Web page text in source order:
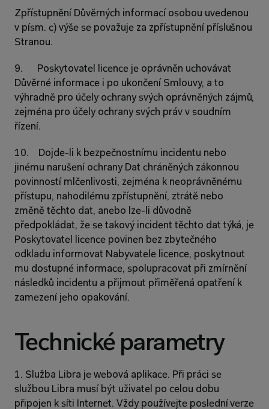
Zpřístupnění Důvěrných informací osobou uvedenou
v písm. c) výše se považuje za zpřístupnění příslušnou
Stranou.
9.      Poskytovatel licence je oprávněn uchovávat
Důvěrné informace i po ukončení Smlouvy, a to
výhradně pro účely ochrany svých oprávněných zájmů,
zejména pro účely ochrany svých práv v soudním
řízení.
10.    Dojde-li k bezpečnostnímu incidentu nebo
jinému narušení ochrany Dat chráněných zákonnou
povinností mlčenlivosti, zejména k neoprávněnému
přístupu, nahodilému zpřístupnění, ztrátě nebo
změně těchto dat, anebo lze-li důvodně
předpokládat, že se takový incident těchto dat týká, je
Poskytovatel licence povinen bez zbytečného
odkladu informovat Nabyvatele licence, poskytnout
mu dostupné informace, spolupracovat při zmírnění
následků incidentu a přijmout přiměřená opatření k
zamezení jeho opakování.
Technické parametry
1. Služba Libra je webová aplikace. Při práci se
službou Libra musí být uživatel po celou dobu
připojen k síti Internet. Vždy používejte poslední verze